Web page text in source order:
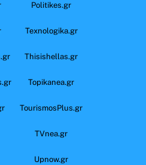
Politikes.gr
Texnologika.gr
Thisishellas.gr
Topikanea.gr
TourismosPlus.gr
TVnea.gr
Upnow.gr